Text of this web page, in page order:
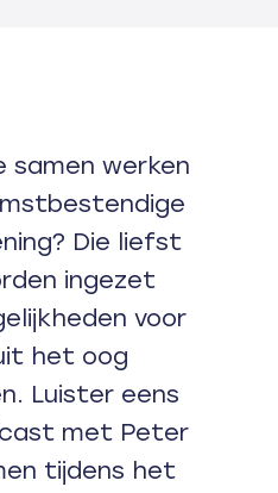
samen werken
Die liefst
ingezet
voor
het oog
Luister eens
met Peter
tijdens het